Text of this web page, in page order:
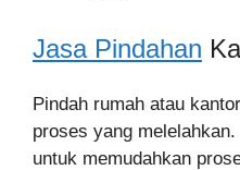
Jasa Pindahan
Pindah rumah atau
proses yang
untuk memudahkan